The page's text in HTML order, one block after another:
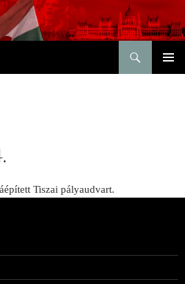
Tiszai pályaudvart.